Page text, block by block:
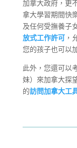
加拿大政府，更
拿大學習期間快
及任何受撫養子
放式工作許可，
您的孩子也可以
此外，您還可以
妹）來加拿大探
的訪問加拿大工